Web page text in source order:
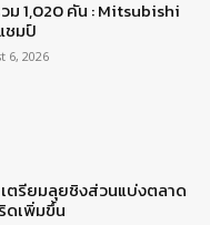
ม 1,020 คัน : Mitsubishi
ชมป์
6, 2026
ตรียมลุยชิงส่วนแบ่งตลาด
ดเพิ่มขึ้น